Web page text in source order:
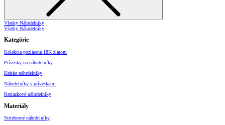
Všetky Náhrdelníky
Všetky Náhrdelníky
Kategórie
Kolekcia pozlátená 18K zlatom
Prívesky na náhrdelníky
Krátke náhrdelníky
Náhrdelníky s príveskami
Retiazkové náhrdelníky
Materiály
Strieborné náhrdelníky